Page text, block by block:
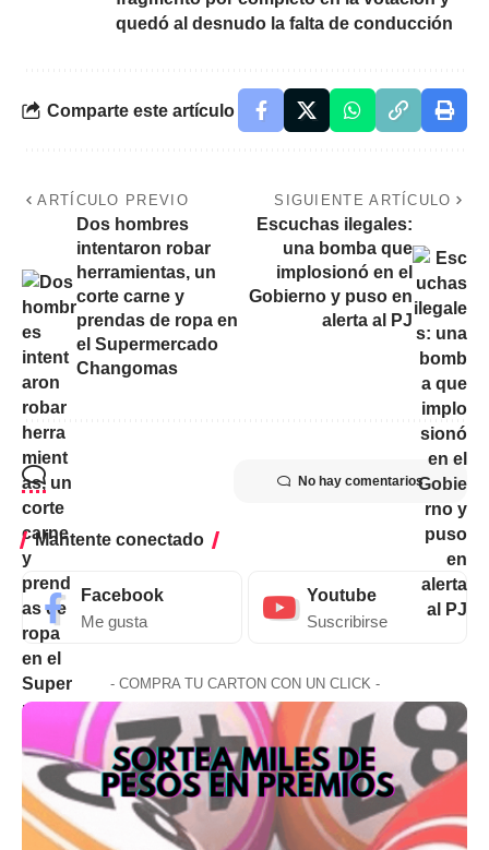
quedó al desnudo la falta de conducción
Comparte este artículo
ARTÍCULO PREVIO
Dos hombres
intentaron robar
herramientas, un
corte carne y
prendas de ropa en
el Supermercado
Changomas
SIGUIENTE ARTÍCULO
Escuchas ilegales:
una bomba que
implosionó en el
Gobierno y puso en
alerta al PJ
No hay comentarios
Mantente conectado
Facebook
Me gusta
Youtube
Suscribirse
- COMPRA TU CARTON CON UN CLICK -